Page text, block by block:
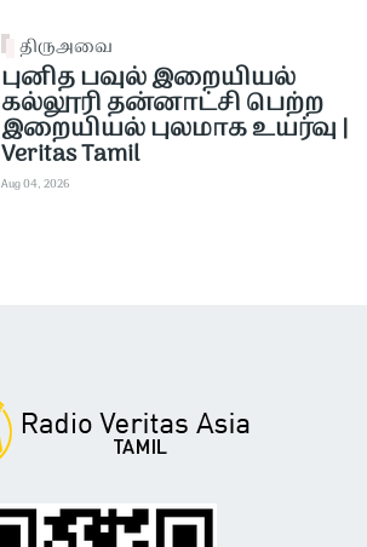
திருஅவை
புனித பவுல் இறையியல்
கல்லூரி தன்னாட்சி பெற்ற
இறையியல் புலமாக உயர்வு |
Veritas Tamil
Aug 04, 2026